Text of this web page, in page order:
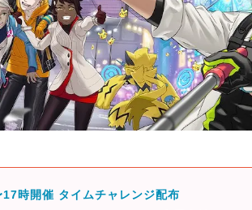
時開催 タイムチャレンジ配布